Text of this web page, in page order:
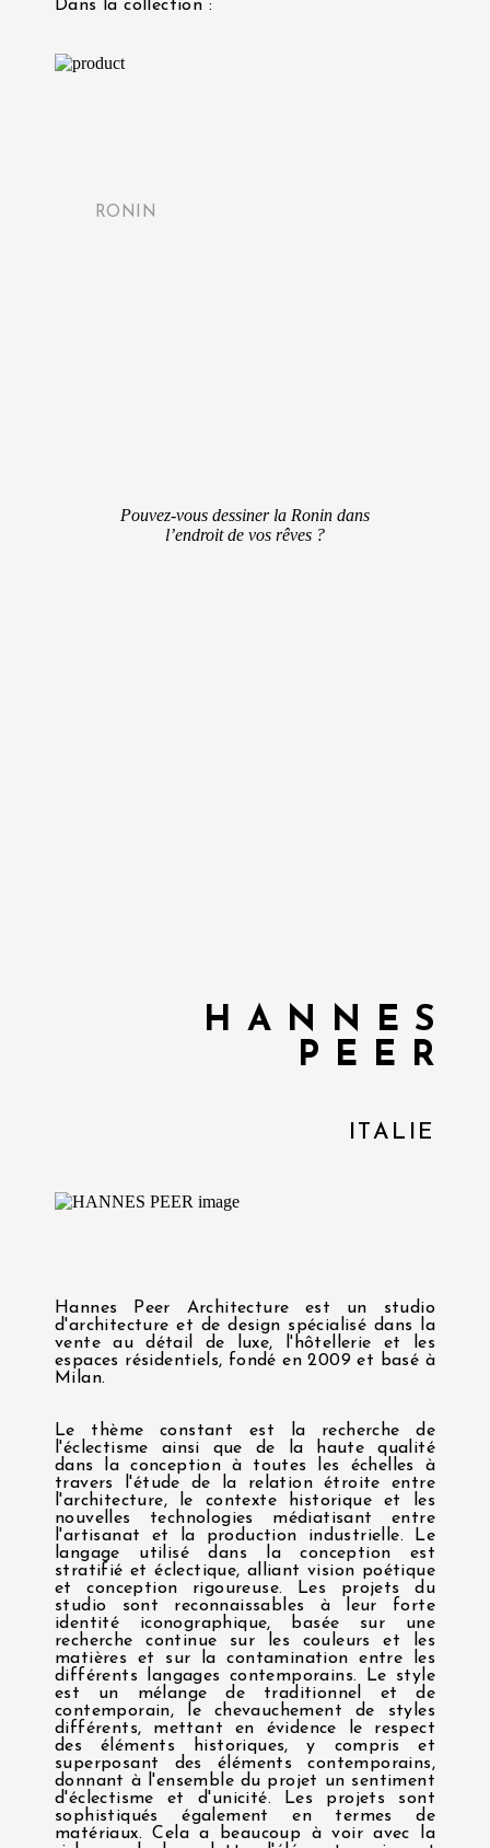
Dans la collection :
RONIN
Pouvez-vous dessiner la Ronin dans
l’endroit de vos rêves ?
HANNES
PEER
ITALIE
Hannes Peer Architecture est un studio
d'architecture et de design spécialisé dans la
vente au détail de luxe, l'hôtellerie et les
espaces résidentiels, fondé en 2009 et basé à
Milan.
Le thème constant est la recherche de
l'éclectisme ainsi que de la haute qualité
dans la conception à toutes les échelles à
travers l'étude de la relation étroite entre
l'architecture, le contexte historique et les
nouvelles technologies médiatisant entre
l'artisanat et la production industrielle. Le
langage utilisé dans la conception est
stratifié et éclectique, alliant vision poétique
et conception rigoureuse. Les projets du
studio sont reconnaissables à leur forte
identité iconographique, basée sur une
recherche continue sur les couleurs et les
matières et sur la contamination entre les
différents langages contemporains. Le style
est un mélange de traditionnel et de
contemporain, le chevauchement de styles
différents, mettant en évidence le respect
des éléments historiques, y compris et
superposant des éléments contemporains,
donnant à l'ensemble du projet un sentiment
d'éclectisme et d'unicité. Les projets sont
sophistiqués également en termes de
matériaux. Cela a beaucoup à voir avec la